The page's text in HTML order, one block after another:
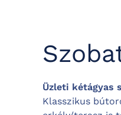
Üzleti kétágyas
Klasszikus